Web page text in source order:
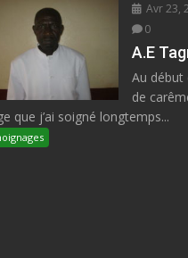
Avr 23,
0
A.E
Au début
de
que j’ai soigné longtemps...